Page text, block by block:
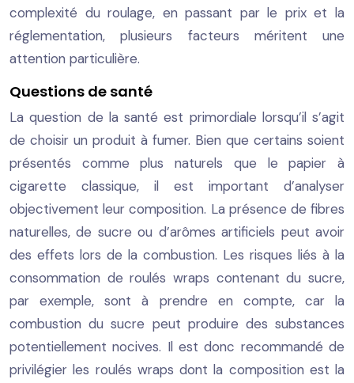
complexité du roulage, en passant par le prix et la
réglementation, plusieurs facteurs méritent une
attention particulière.
Questions de santé
La question de la santé est primordiale lorsqu’il s’agit
de choisir un produit à fumer. Bien que certains soient
présentés comme plus naturels que le papier à
cigarette classique, il est important d’analyser
objectivement leur composition. La présence de fibres
naturelles, de sucre ou d’arômes artificiels peut avoir
des effets lors de la combustion. Les risques liés à la
consommation de roulés wraps contenant du sucre,
par exemple, sont à prendre en compte, car la
combustion du sucre peut produire des substances
potentiellement nocives. Il est donc recommandé de
privilégier les roulés wraps dont la composition est la